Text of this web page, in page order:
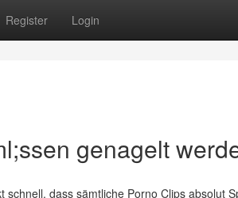
Register Login
genagelt
dass sämtliche Porno Clips absolut